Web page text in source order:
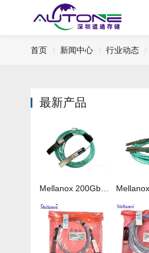
首页 新闻中心 行业动态
最新产品